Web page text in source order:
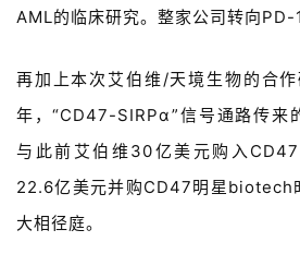
AML的临床研究。整家公司转向PD-
再加上本次艾伯维/天境生物的合
年，“CD47-SIRPα”信号通路传来
与此前艾伯维30亿美元购入
22.6亿美元并购CD47明星biotech
大相径庭。